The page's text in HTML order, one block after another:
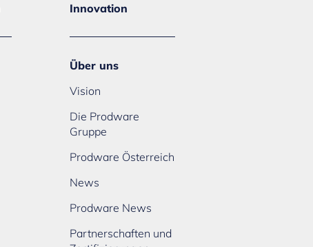
Innovation
Über uns
Vision
Die Prodware
Gruppe
Prodware Österreich
News
Prodware News
Partnerschaften und